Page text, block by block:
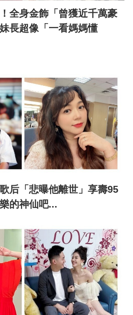
全身金飾「曾獲近千萬豪
長超像「一看媽媽懂
后「悲曝他離世」享壽95
的神仙吧...